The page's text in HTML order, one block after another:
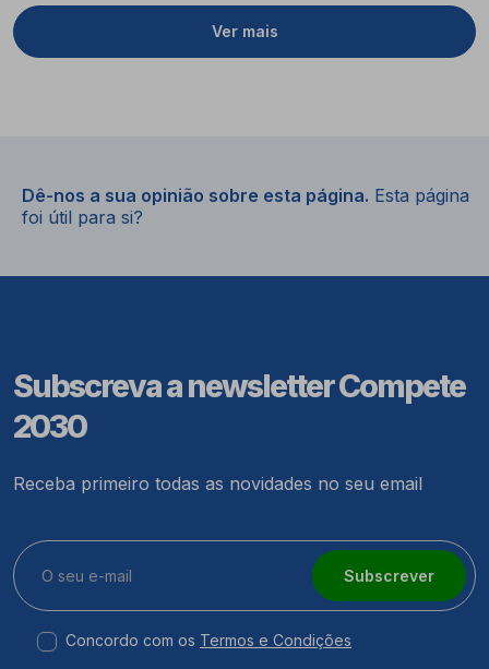
Ver mais
Dê-nos a sua opinião sobre esta página. Esta página
foi útil para si?
Subscreva a newsletter Compete
2030
Receba primeiro todas as novidades no seu email
Subscrever
Concordo com os Termos e Condições